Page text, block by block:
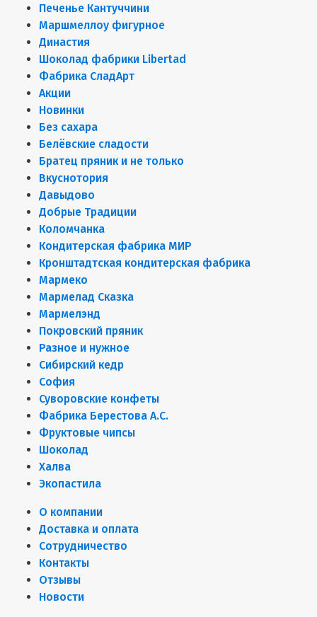
Печенье Кантуччини
Маршмеллоу фигурное
Династия
Шоколад фабрики Libertad
Фабрика СладАрт
Акции
Новинки
Без сахара
Белёвские сладости
Братец пряник и не только
Вкуснотория
Давыдово
Добрые Традиции
Коломчанка
Кондитерская фабрика МИР
Кронштадтская кондитерская фабрика
Мармеко
Мармелад Сказка
Мармелэнд
Покровский пряник
Разное и нужное
Сибирский кедр
София
Суворовские конфеты
Фабрика Берестова А.С.
Фруктовые чипсы
Шоколад
Халва
Экопастила
О компании
Доставка и оплата
Сотрудничество
Контакты
Отзывы
Новости